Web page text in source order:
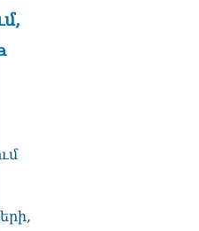
մեկ՝ դատարանը ո՞նց
կարող է միջամտել
բենզալցակայանում